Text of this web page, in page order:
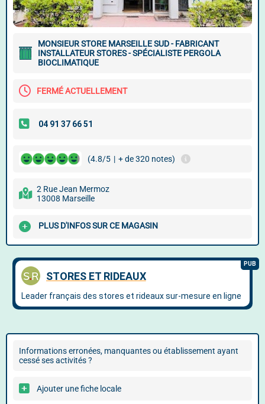
MONSIEUR STORE MARSEILLE SUD - FABRICANT
INSTALLATEUR STORES - SPÉCIALISTE PERGOLA
BIOCLIMATIQUE
FERMÉ ACTUELLEMENT
(4.8/5 | + de 320 notes)
2 Rue Jean Mermoz
13008 Marseille
PLUS D'INFOS SUR CE MAGASIN
Informations erronées, manquantes ou établissement ayant
cessé ses activités ?
Ajouter une fiche locale